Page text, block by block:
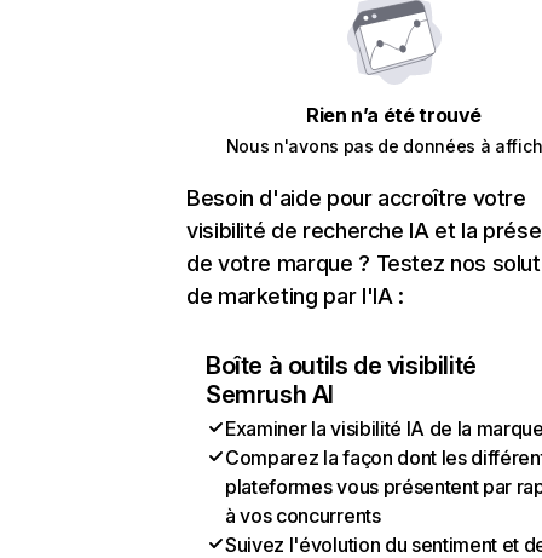
Rien n’a été trouvé
Nous n'avons pas de données à
Besoin d'aide pour accroître votre
visibilité de recherche IA et la
de votre marque ? Testez nos
de marketing par l'IA :
Boîte à outils de visibilité
Semrush AI
Examiner la visibilité IA de la
Comparez la façon dont les
plateformes vous présentent par
à vos concurrents
Suivez l'évolution du sentiment et